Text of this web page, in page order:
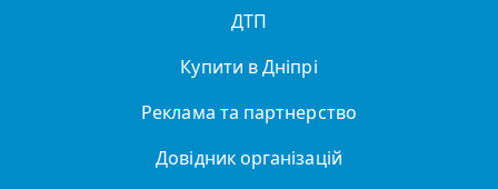
ДТП
Купити в Дніпрі
Реклама та партнерство
Довідник організацій